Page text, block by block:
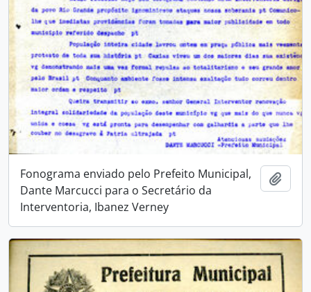
Fonograma enviado pelo Prefeito Municipal,
Dante Marcucci para o Secretário da
Interventoria, Ibanez Verney